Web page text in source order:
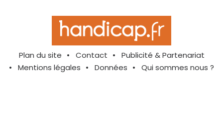
Plan du site Contact
Publicité & Partenariat
Mentions légales
Données Qui sommes nous ?